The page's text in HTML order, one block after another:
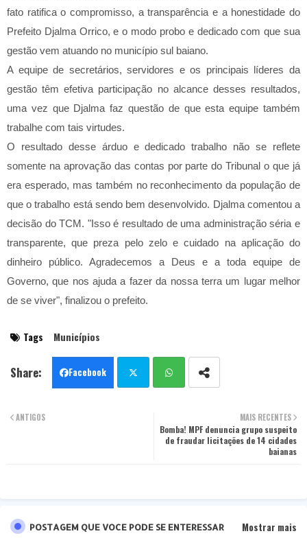
fato ratifica o compromisso, a transparência e a honestidade do
Prefeito Djalma Orrico, e o modo probo e dedicado com que sua
gestão vem atuando no município sul baiano.
A equipe de secretários, servidores e os principais líderes da
gestão têm efetiva participação no alcance desses resultados,
uma vez que Djalma faz questão de que esta equipe também
trabalhe com tais virtudes.
O resultado desse árduo e dedicado trabalho não se reflete
somente na aprovação das contas por parte do Tribunal o que já
era esperado, mas também no reconhecimento da população de
que o trabalho está sendo bem desenvolvido. Djalma comentou a
decisão do TCM. "Isso é resultado de uma administração séria e
transparente, que preza pelo zelo e cuidado na aplicação do
dinheiro público. Agradecemos a Deus e a toda equipe de
Governo, que nos ajuda a fazer da nossa terra um lugar melhor
de se viver", finalizou o prefeito.
Tags Municípios
Facebook
tsa
MAIS RECENTES
Bomba! MPF denuncia grupo suspeito
de fraudar licitações de 14 cidades
baianas
ANTIGOS
POSTAGEM QUE VOCE PODE SE ENTERESSAR Mostrar mais